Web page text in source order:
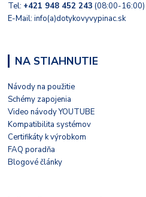
Tel: +421 948 452 243 (08:00-16:00)
E-Mail: info(a)dotykovyvypinac.sk
NA STIAHNUTIE
Návody na použitie
Schémy zapojenia
Video návody YOUTUBE
Kompatibilita systémov
Certifikáty k výrobkom
FAQ poradňa
Blogové články